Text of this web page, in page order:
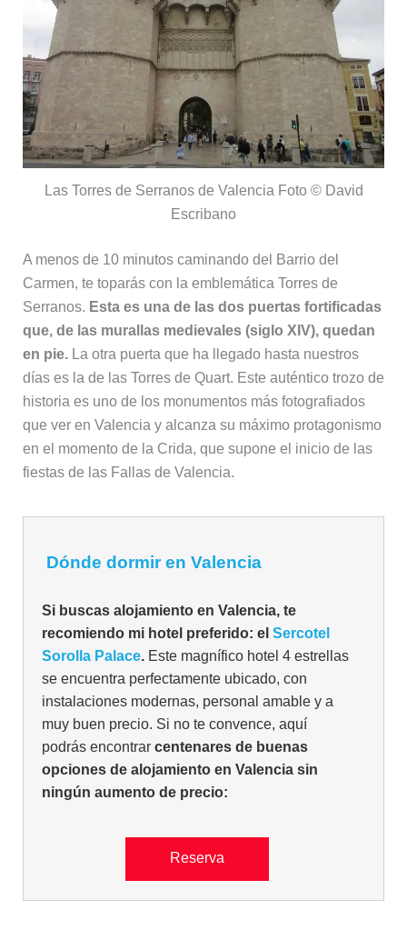
Las Torres de Serranos de Valencia Foto © David
Escribano
A menos de 10 minutos caminando del Barrio del
Carmen, te toparás con la emblemática Torres de
Serranos. Esta es una de las dos puertas fortificadas
que, de las murallas medievales (siglo XIV), quedan
en pie.La otra puerta que ha llegado hasta nuestros
días es la de las Torres de Quart. Este auténtico trozo de
historia es uno de los monumentos más fotografiados
que ver en Valencia y alcanza su máximo protagonismo
en el momento de la Crida, que supone el inicio de las
fiestas de las Fallas de Valencia.
Dónde dormir en Valencia
Si buscas alojamiento en Valencia, te
recomiendo mi hotel preferido: el Sercotel
Sorolla Palace.Este magnífico hotel 4 estrellas
se encuentra perfectamente ubicado, con
instalaciones modernas, personal amable y a
muy buen precio. Si no te convence, aquí
podrás encontrar centenares de buenas
opciones de alojamiento en Valencia sin
ningún aumento de precio:
Reserva